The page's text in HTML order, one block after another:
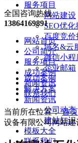
服务项目
网站建设
SEO优化
百度竞价
域名&云
微信小程
企业邮箱
成功案例
解决方案
新闻资讯
公司动态
建站知识
模板大全
联系我们
全国咨询热线：
13864169891
网站首页
公司简介
服务项目
成功案例
新闻资讯
联系我们
当前所在位置：首页
设备有限公司网站建